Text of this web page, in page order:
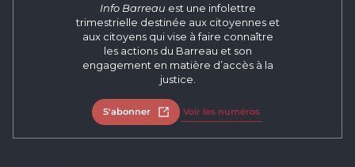
Info Barreau est une infolettre
trimestrielle destinée aux citoyennes et
aux citoyens qui vise à faire connaître
les actions du Barreau et son
engagement en matière d’accès à la
justice.
S'abonner Ouvrir dans un nouvel onglet
Voir les numéros